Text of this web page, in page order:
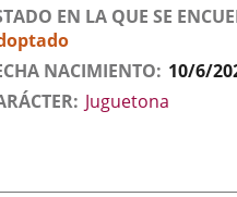
EN LA QUE SE
NACIMIENTO 10/6/
Juguetona